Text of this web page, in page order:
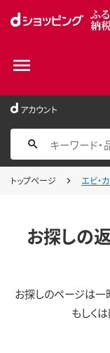
アカウント
トップページ エビ・
お探しの
お探しのページは一
もしく